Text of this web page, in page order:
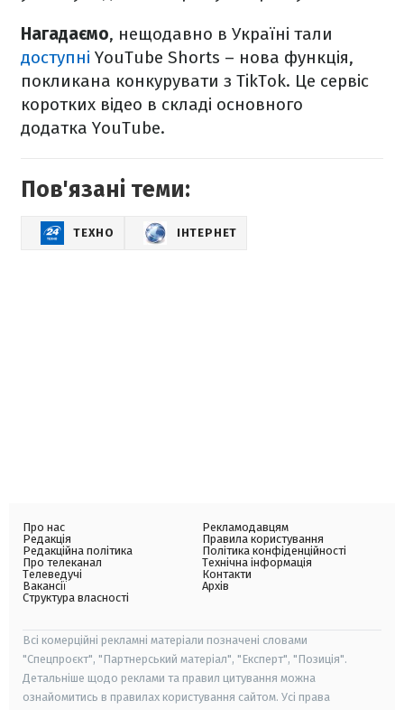
Нагадаємо, нещодавно в Україні тали
доступні YouTube Shorts – нова функція,
покликана конкурувати з TikTok. Це сервіс
коротких відео в складі основного
додатка YouTube.
Пов'язані теми:
ТЕХНО ІНТЕРНЕТ
Про нас
Редакція
Редакційна політика
Про телеканал
Телеведучі
Вакансії
Структура власності
Рекламодавцям
Правила користування
Політика конфіденційності
Технічна інформація
Контакти
Архів
Всі комерційні рекламні матеріали позначені словами
"Спецпроєкт", "Партнерський матеріал", "Експерт", "Позиція".
Детальніше щодо реклами та правил цитування можна
ознайомитись в правилах користування сайтом. Усі права